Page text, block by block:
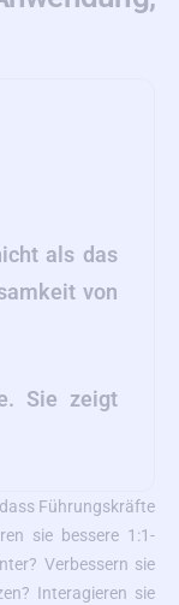
als das
von
Sie zeigt
Führungskräfte
sie bessere 1:1-
Verbessern sie
Interagieren sie